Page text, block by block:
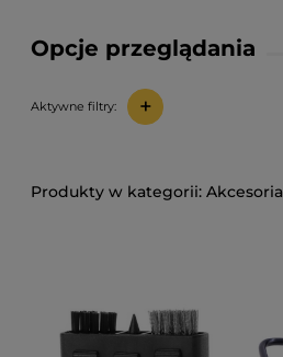
Opcje przeglądania
Aktywne filtry: +
Akcesoria